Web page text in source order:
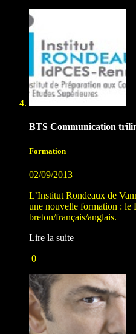
BTS Communication
Formation
02/09/2013
L’Institut Rondeaux de
une nouvelle formation :
breton/français/anglais.
Lire la suite
0